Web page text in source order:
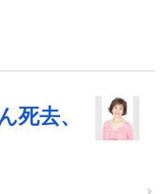
死去、